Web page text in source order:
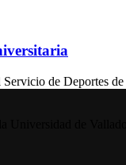
de Deportes de